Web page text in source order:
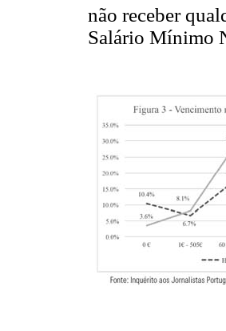
não receber
Salário Mínimo